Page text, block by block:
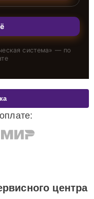
система» — по
центра